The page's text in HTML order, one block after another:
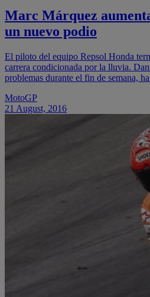
Marc Márquez
un nuevo podio
El piloto del equipo Repsol Honda
carrera condicionada por la lluvia.
problemas durante el fin de semana,
MotoGP
21 August, 2016